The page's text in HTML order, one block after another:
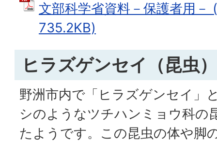
文部科学省資料－保護者用－
735.2KB)
ヒラズゲンセイ（昆虫
野洲市内で「ヒラズゲンセイ」
シのようなツチハンミョウ科の
たようです。この昆虫の体や脚